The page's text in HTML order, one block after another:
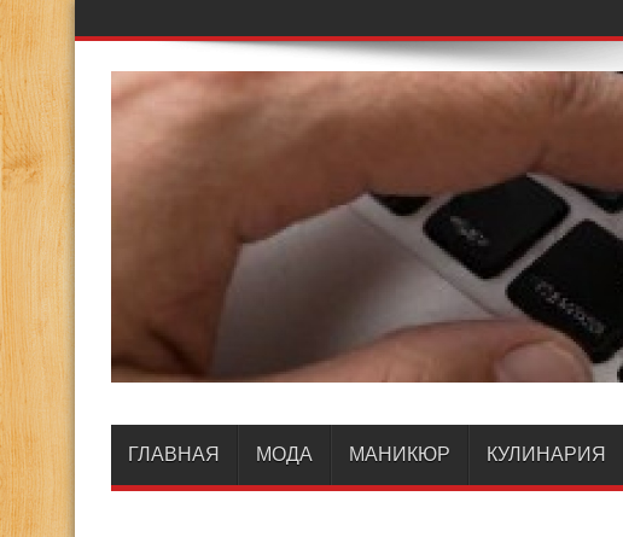
ГЛАВНАЯ МОДА МАНИКЮР КУЛИНАРИЯ